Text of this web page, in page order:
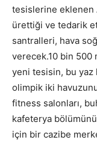
tesislerine eklenen
ürettiği ve tedarik
santralleri, hava
verecek.10 bin 500
yeni tesisin, bu yaz
olimpik iki
fitness salonları,
kafeterya
için bir cazibe